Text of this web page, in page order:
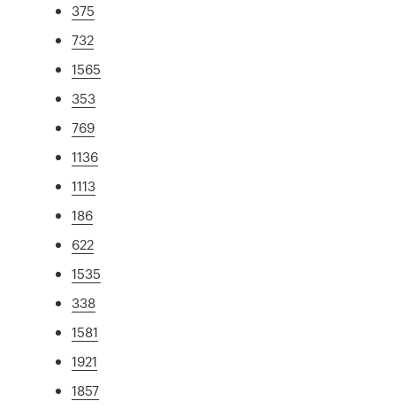
375
732
1565
353
769
1136
1113
186
622
1535
338
1581
1921
1857